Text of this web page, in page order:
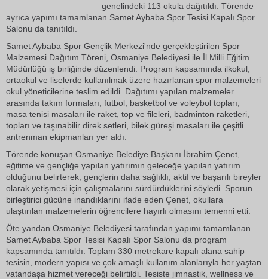
genelindeki 113 okula dağıtıldı. Törende
ayrıca yapımı tamamlanan Samet Aybaba Spor Tesisi Kapalı Spor
Salonu da tanıtıldı.
Samet Aybaba Spor Gençlik Merkezi'nde gerçekleştirilen Spor
Malzemesi Dağıtım Töreni, Osmaniye Belediyesi ile İl Milli Eğitim
Müdürlüğü iş birliğinde düzenlendi. Program kapsamında ilkokul,
ortaokul ve liselerde kullanılmak üzere hazırlanan spor malzemeleri
okul yöneticilerine teslim edildi. Dağıtımı yapılan malzemeler
arasında takım formaları, futbol, basketbol ve voleybol topları,
masa tenisi masaları ile raket, top ve fileleri, badminton raketleri,
topları ve taşınabilir direk setleri, bilek güreşi masaları ile çeşitli
antrenman ekipmanları yer aldı.
Törende konuşan Osmaniye Belediye Başkanı İbrahim Çenet,
eğitime ve gençliğe yapılan yatırımın geleceğe yapılan yatırım
olduğunu belirterek, gençlerin daha sağlıklı, aktif ve başarılı bireyler
olarak yetişmesi için çalışmalarını sürdürdüklerini söyledi. Sporun
birleştirici gücüne inandıklarını ifade eden Çenet, okullara
ulaştırılan malzemelerin öğrencilere hayırlı olmasını temenni etti.
Öte yandan Osmaniye Belediyesi tarafından yapımı tamamlanan
Samet Aybaba Spor Tesisi Kapalı Spor Salonu da program
kapsamında tanıtıldı. Toplam 330 metrekare kapalı alana sahip
tesisin, modern yapısı ve çok amaçlı kullanım alanlarıyla her yaştan
vatandaşa hizmet vereceği belirtildi. Tesiste jimnastik, wellness ve